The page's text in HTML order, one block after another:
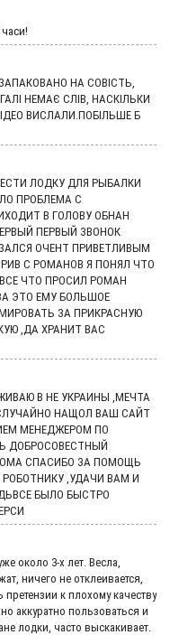
НА СОВІСТЬ,
НЕМАЄ СЛІВ, НАСКІЛЬКИ
ВИСЛАЛИ.ПОБІЛЬШЕ Б
ЛОДКУ ДЛЯ РЫБАЛКИ
ПРОБЛЕМА С
В ГОЛОВУ ОБНАН
ПЕРВЫЙ ЗВОНОК
ОЧЕНТ ПРИВЕТЛИВЫМ
С РОМАНОВ Я ПОНЯЛ ЧТО
ЧТО ПРОСИЛ РОМАН
ЭТО ЕМУ БОЛЬШОЕ
ЗА ПРИКРАСНУЮ
,ДА ХРАНИТ ВАС
В НЕ УКРАИНЫ ,МЕЧТА
НАЩОЛ ВАШ САЙТ
МЕНЕДЖЕРОМ ПО
ДОБРОСОВЕСТНЫЙ
СПАСИБО ЗА ПОМОЩЬ
,УДАЧИ ВАМ И
БЫЛО БЫСТРО
около 3-х лет. Весла,
ничего не отклеивается,
к плохому качеству
аккуратно пользоваться и
лодки, часто выскакивает.